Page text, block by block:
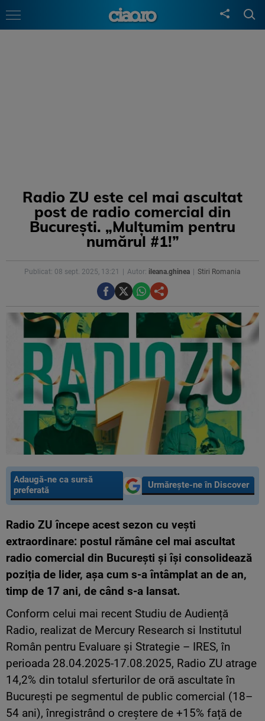
Radio ZU este cel mai ascultat
post de radio comercial din
București. „Mulțumim pentru
numărul #1!”
Publicat: 08 sept. 2025, 13:21 Autor: ileana.ghinea Stiri Romania
Adaugă-ne ca sursă
preferată
Urmărește-ne în Discover
Radio ZU începe acest sezon cu vești
extraordinare: postul rămâne cel mai ascultat
radio comercial din București și își consolidează
poziția de lider, așa cum s-a întâmplat an de an,
timp de 17 ani, de când s-a lansat.
Conform celui mai recent Studiu de Audiență
Radio, realizat de Mercury Research si Institutul
Român pentru Evaluare și Strategie – IRES, în
perioada 28.04.2025-17.08.2025, Radio ZU atrage
14,2% din totalul sferturilor de oră ascultate în
București pe segmentul de public comercial (18–
54 ani), înregistrând o creștere de +15% față de